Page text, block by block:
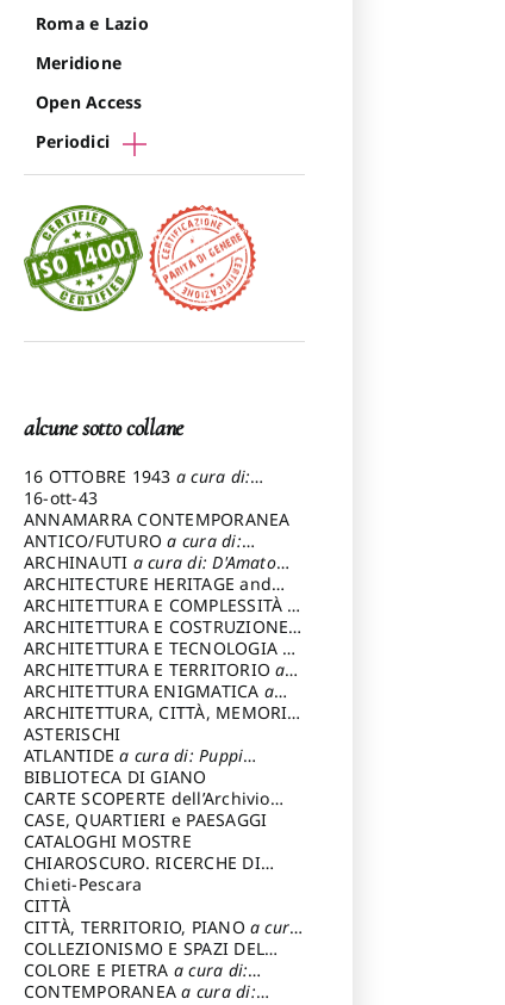
Roma e Lazio
Meridione
Open Access
Periodici
alcune sotto collane
16 OTTOBRE 1943 a cura di:
Pezzetti Marcello
16-ott-43
ANNAMARRA CONTEMPORANEA
ANTICO/FUTUROa cura di:
Varagnoli Claudio
ARCHINAUTI a cura di: D'Amato
Claudio
ARCHITECTURE HERITAGE and
DESIGN
ARCHITETTURA E COMPLESSITÀ a
cura di: Piva Antonio
ARCHITETTURA E COSTRUZIONEa
cura di: Poretti Sergio
ARCHITETTURA E TECNOLOGIA a
cura di: Carrara Gianfranco
ARCHITETTURA E TERRITORIOa
cura di: Pietrogrande Enrico
ARCHITETTURA ENIGMATICA a
cura di: Lenci Ruggero
ARCHITETTURA, CITTÀ, MEMORIA
a cura di: Valeriani Enrico
ASTERISCHI
ATLANTIDEa cura di: Puppi
Lionello
BIBLIOTECA DI GIANO
CARTE SCOPERTE dell’Archivio
Storico Capitolino
CASE, QUARTIERI e PAESAGGI
CATALOGHI MOSTRE
CHIAROSCURO. RICERCHE DI
STORIA E STORIA DELL'ARTE
cura di: Di Carpegna Falconieri
Tommaso
Chieti-Pescara
CITTÀ
CITTÀ, TERRITORIO, PIANO a cura
di: Imbesi Giuseppe
COLLEZIONISMO E SPAZI DEL
COLLEZIONISMO a cura di:
Magnani Lauro
COLORE E PIETRA a cura di:
Selvaggi Giuseppe
CONTEMPORANEAa cura di: